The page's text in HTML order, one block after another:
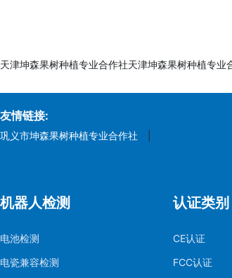
天津坤森果树种植专业合作社天津坤森果树种植专
友情链接:
巩义市坤森果树种植专业合作社
机器人检测
电池检测
电瓷兼容检测
认证类别
CE认证
FCC认证